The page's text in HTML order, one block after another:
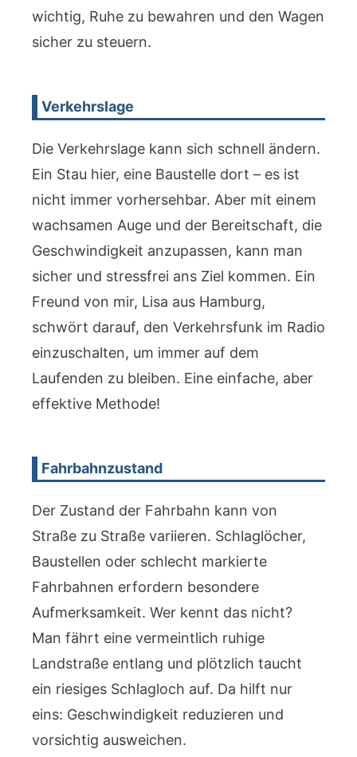
wichtig, Ruhe zu bewahren und den Wagen
sicher zu steuern.
Verkehrslage
Die Verkehrslage kann sich schnell ändern.
Ein Stau hier, eine Baustelle dort – es ist
nicht immer vorhersehbar. Aber mit einem
wachsamen Auge und der Bereitschaft, die
Geschwindigkeit anzupassen, kann man
sicher und stressfrei ans Ziel kommen. Ein
Freund von mir, Lisa aus Hamburg,
schwört darauf, den Verkehrsfunk im Radio
einzuschalten, um immer auf dem
Laufenden zu bleiben. Eine einfache, aber
effektive Methode!
Fahrbahnzustand
Der Zustand der Fahrbahn kann von
Straße zu Straße variieren. Schlaglöcher,
Baustellen oder schlecht markierte
Fahrbahnen erfordern besondere
Aufmerksamkeit. Wer kennt das nicht?
Man fährt eine vermeintlich ruhige
Landstraße entlang und plötzlich taucht
ein riesiges Schlagloch auf. Da hilft nur
eins: Geschwindigkeit reduzieren und
vorsichtig ausweichen.